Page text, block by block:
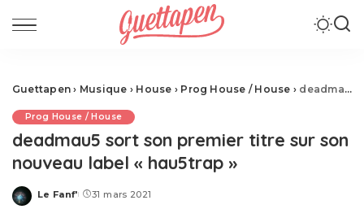
Guettapen › Musique › House › Prog House / House › deadmau5 sort son premier titre sur son nouveau label « hau5trap »
Prog House / House
deadmau5 sort son premier titre sur son
nouveau label « hau5trap »
Posted
Le Fanf' 31 mars 2021